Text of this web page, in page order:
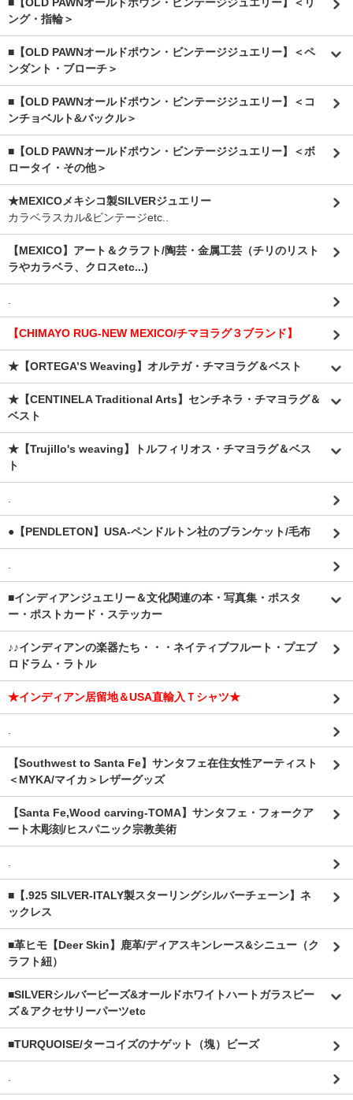
ング・指輪＞
■【OLD PAWNオールドポウン・ビンテージジュエリー】＜ペ
ンダント・ブローチ＞
■【OLD PAWNオールドポウン・ビンテージジュエリー】＜コ
ンチョベルト&バックル＞
■【OLD PAWNオールドポウン・ビンテージジュエリー】＜ボ
ロータイ・その他＞
★MEXICOメキシコ製SILVERジュエリー
カラベラスカル&ビンテージetc..
【MEXICO】アート＆クラフト/陶芸・金属工芸（チリのリスト
ラやカラベラ、クロスetc...)
【CHIMAYO RUG-NEW MEXICO/チマヨラグ３ブランド】
★【ORTEGA’S Weaving】オルテガ・チマヨラグ＆ベスト
★【CENTINELA Traditional Arts】センチネラ・チマヨラグ＆
ベスト
★【Trujillo's weaving】トルフィリオス・チマヨラグ＆ベス
ト
●【PENDLETON】USA-ペンドルトン社のブランケット/毛布
■インディアンジュエリー＆文化関連の本・写真集・ポスタ
ー・ポストカード・ステッカー
♪♪インディアンの楽器たち・・・ネイティブフルート・プエブ
ロドラム・ラトル
★インディアン居留地＆USA直輸入Ｔシャツ★
【Southwest to Santa Fe】サンタフェ在住女性アーティスト
＜MYKA/マイカ＞レザーグッズ
【Santa Fe,Wood carving-TOMA】サンタフェ・フォークア
ート木彫刻/ヒスパニック宗教美術
■【.925 SILVER-ITALY製スターリングシルバーチェーン】ネ
ックレス
■革ヒモ【Deer Skin】鹿革/ディアスキンレース&シニュー（ク
ラフト紐）
■SILVERシルバービーズ&オールドホワイトハートガラスビー
ズ＆アクセサリーパーツetc
■TURQUOISE/ターコイズのナゲット（塊）ビーズ